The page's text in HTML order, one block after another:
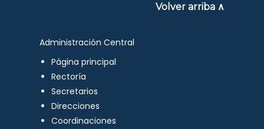
Volver arriba ∧
Administración Central
Página principal
Rectoría
Secretarios
Direcciones
Coordinaciones